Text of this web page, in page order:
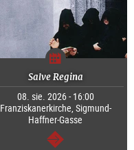
Salve Regina
08. sie. 2026 - 16:00
Franziskanerkirche, Sigmund-
Haffner-Gasse